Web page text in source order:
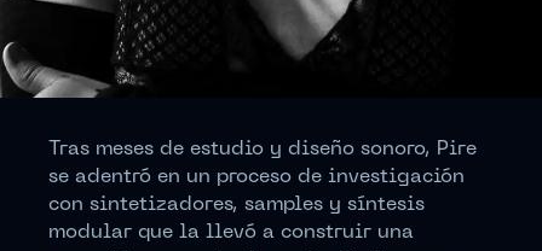
Tras meses de estudio y diseño sonoro, Pire
se adentró en un proceso de investigación
con sintetizadores, samples y síntesis
modular que la llevó a construir una